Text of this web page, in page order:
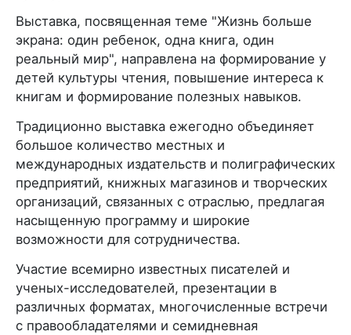
Выставка, посвященная теме "Жизнь больше
экрана: один ребенок, одна книга, один
реальный мир", направлена на формирование у
детей культуры чтения, повышение интереса к
книгам и формирование полезных навыков.
Традиционно выставка ежегодно объединяет
большое количество местных и
международных издательств и полиграфических
предприятий, книжных магазинов и творческих
организаций, связанных с отраслью, предлагая
насыщенную программу и широкие
возможности для сотрудничества.
Участие всемирно известных писателей и
ученых-исследователей, презентации в
различных форматах, многочисленные встречи
с правообладателями и семидневная